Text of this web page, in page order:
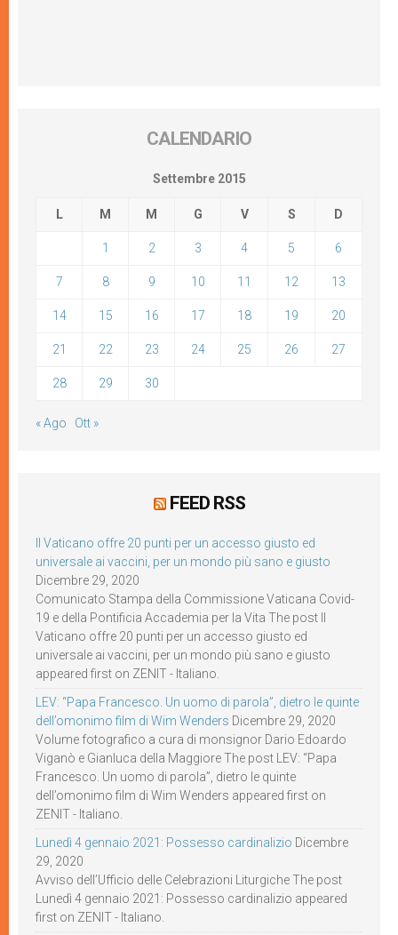
CALENDARIO
Settembre 2015
L M M G V S D
1 2 3 4 5 6
7 8 9 10 11 12 13
14 15 16 17 18 19 20
21 22 23 24 25 26 27
28 29 30
« Ago Ott »
FEED RSS
Il Vaticano offre 20 punti per un accesso giusto ed
universale ai vaccini, per un mondo più sano e giusto
Dicembre 29, 2020
Comunicato Stampa della Commissione Vaticana Covid-
19 e della Pontificia Accademia per la Vita The post Il
Vaticano offre 20 punti per un accesso giusto ed
universale ai vaccini, per un mondo più sano e giusto
appeared first on ZENIT - Italiano.
LEV: “Papa Francesco. Un uomo di parola”, dietro le quinte
dell’omonimo film di Wim Wenders Dicembre 29, 2020
Volume fotografico a cura di monsignor Dario Edoardo
Viganò e Gianluca della Maggiore The post LEV: “Papa
Francesco. Un uomo di parola”, dietro le quinte
dell’omonimo film di Wim Wenders appeared first on
ZENIT - Italiano.
Lunedì 4 gennaio 2021: Possesso cardinalizio Dicembre
29, 2020
Avviso dell’Ufficio delle Celebrazioni Liturgiche The post
Lunedì 4 gennaio 2021: Possesso cardinalizio appeared
first on ZENIT - Italiano.